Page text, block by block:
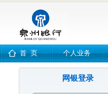
个人业务
首 页
网银登录